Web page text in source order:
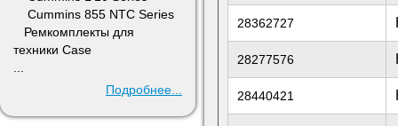
28362727
28277576
28440421
Cummins 855 NTC Series
Ремкомплекты для
техники Case
Подробнее...